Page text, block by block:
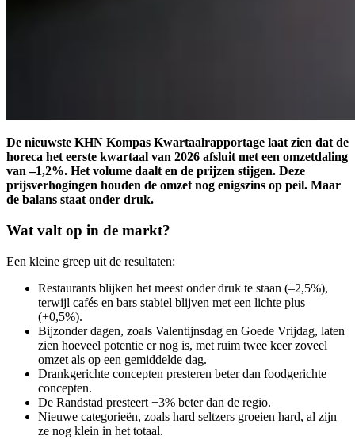
De nieuwste KHN Kompas Kwartaalrapportage laat zien dat de
horeca het eerste kwartaal van 2026 afsluit met een omzetdaling
van –1,2%. Het volume daalt en de prijzen stijgen. Deze
prijsverhogingen houden de omzet nog enigszins op peil. Maar
de balans staat onder druk.
Wat valt op in de markt?
Een kleine greep uit de resultaten:
Restaurants blijken het meest onder druk te staan (–2,5%),
terwijl cafés en bars stabiel blijven met een lichte plus
(+0,5%).
Bijzonder dagen, zoals Valentijnsdag en Goede Vrijdag, laten
zien hoeveel potentie er nog is, met ruim twee keer zoveel
omzet als op een gemiddelde dag.
Drankgerichte concepten presteren beter dan foodgerichte
concepten.
De Randstad presteert +3% beter dan de regio.
Nieuwe categorieën, zoals hard seltzers groeien hard, al zijn
ze nog klein in het totaal.